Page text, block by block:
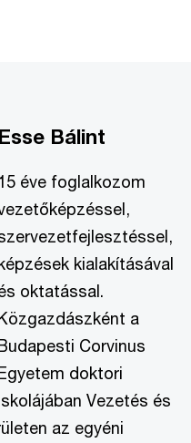
Esse Bálint
éve foglalkozom
kialakításával
oktatással.
a
Corvinus
doktori
Vezetés és
az egyéni